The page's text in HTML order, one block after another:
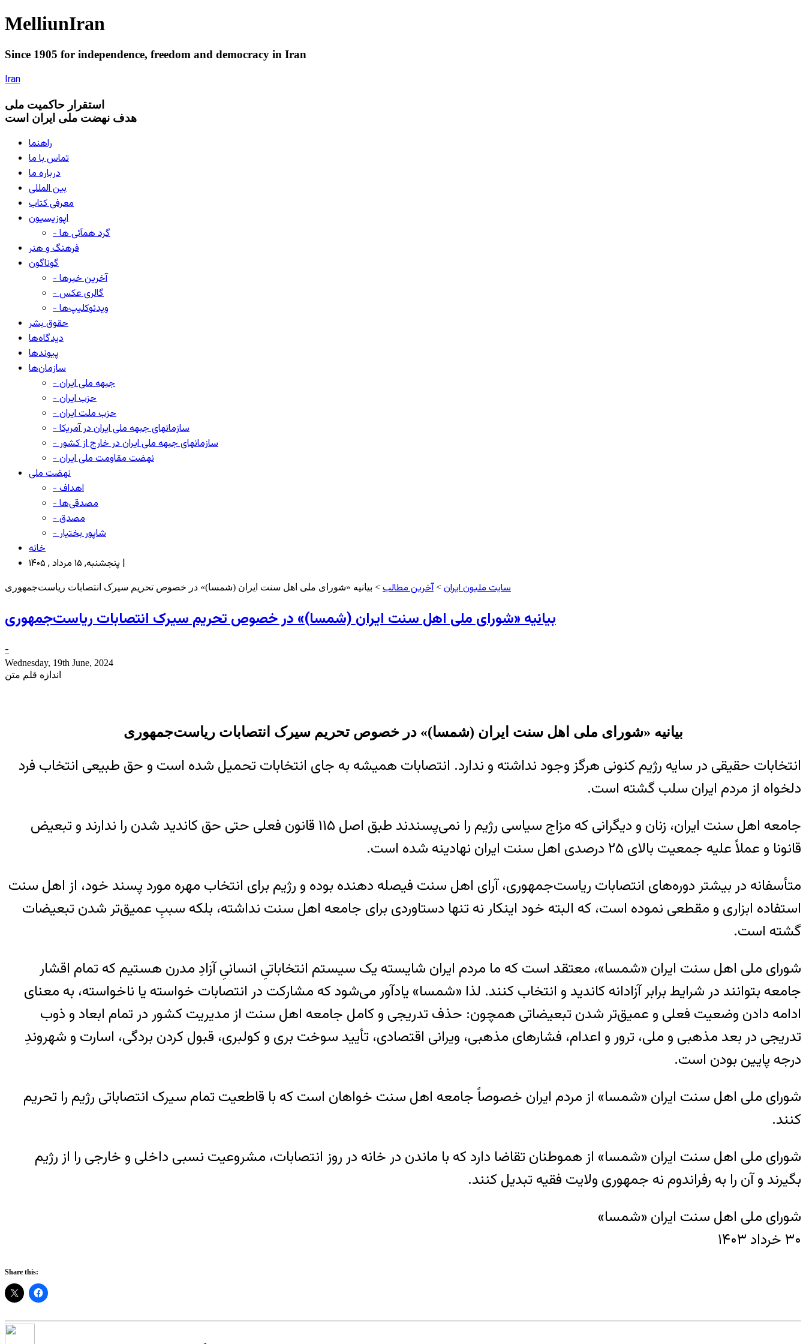
MelliunIran
Since 1905 for independence, freedom and democracy in Iran
Iran
استقرار حاکميت ملی
هدف نهضت ملی ایران است
راهنما
تماس با ما
درباره ما
بین المللی
معرفی کتاب
اپوزیسیون
- گرد همآئی ها
فرهنگ و هنر
گوناگون
- آخرین خبرها
- گالری عکس
- ویدئوکلیپ‌ها
حقوق بشر
دیدگاه‌ها
پیوندها
سازمان‌ها
- جبهه ملی ایران
- حزب ایران
- حزب ملت ایران
- سازمانهای جبهه ملی ایران در آمریکا
- سازمانهای جبهه ملی ایران در خارج از کشور
- نهضت مقاومت ملی ایران
نهضت ملی
- اهداف
- مصدقی‌ها
- مصدق
- شاپور بختیار
خانه
پنجشنبه, ۱۵ مرداد , ۱۴۰۵ |
سایت ملیون ایران >آخرین مطالب > بیانیه «شورای ملی اهل سنت ایران (شمسا)» در خصوص تحریم سیرک انتصابات ریاست‌جمهوری
بیانیه «شورای ملی اهل سنت ایران (شمسا)» در خصوص تحریم سیرک انتصابات ریاست‌جمهوری
-
Wednesday, 19th June, 2024
اندازه قلم متن
بیانیه «شورای ملی اهل سنت ایران (شمسا)» در خصوص تحریم سیرک انتصابات ریاست‌جمهوری
انتخابات حقیقی در سایه رژیم کنونی هرگز وجود نداشته و ندارد. انتصابات همیشه به جای انتخابات تحمیل شده است و حق طبیعی انتخاب فرد
دلخواه از مردم ایران سلب گشته است.
جامعه اهل سنت ایران، زنان و دیگرانی که مزاج سیاسی رژیم را نمی‌پسندند طبق اصل ۱۱۵ قانون فعلی حتی حق کاندید شدن را ندارند و تبعیض
قانونا و عملاً علیه جمعیت بالای ۲۵ درصدی اهل سنت ایران نهادینه شده است.
متأسفانه در بیشتر دوره‌های انتصابات ریاست‌جمهوری، آرای اهل سنت فیصله دهنده بوده و رژیم برای انتخاب مهره مورد پسند خود، از اهل سنت
استفاده ابزاری و مقطعی نموده است، که البته خود اینکار نه تنها دستاوردی برای جامعه اهل سنت نداشته، بلکه سببِ عمیق‌تر شدن تبعیضات
گشته است.
شورای ملی اهل سنت ایران «شمسا»، معتقد است که ما مردم ایران شایسته یک سیستم انتخاباتیِ انسانیِ آزادِ مدرن هستیم که تمام اقشار
جامعه بتوانند در شرایط برابر آزادانه کاندید و انتخاب کنند. لذا «شمسا» یادآور می‌شود که مشارکت در انتصابات خواسته یا ناخواسته، به معنای
ادامه دادن وضعیت فعلی و عمیق‌تر شدن تبعیضاتی همچون: حذف تدریجی و کامل جامعه اهل سنت از مدیریت کشور در تمام ابعاد و ذوب
تدریجی در بعد مذهبی و ملی، ترور و اعدام، فشارهای مذهبی، ویرانی اقتصادی، تأیید سوخت بری و کولبری، قبول کردن بردگی، اسارت و شهروندِ
درجه پایین بودن است.
شورای ملی اهل سنت ایران «شمسا» از مردم ایران خصوصاً جامعه اهل سنت خواهان است که با قاطعیت تمام سیرک انتصاباتی رژیم را تحریم
کنند.
شورای ملی اهل سنت ایران «شمسا» از هموطنان تقاضا دارد که با ماندن در خانه در روز انتصابات، مشروعیت نسبی داخلی و خارجی را از رژیم
بگیرند و آن را به رفراندوم نه جمهوری ولایت فقیه تبدیل کنند.
شورای ملی اهل سنت ایران «شمسا»
۳۰ خرداد ۱۴۰۳
Share this: